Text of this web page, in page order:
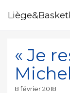
« Je
Publié
8 février 2018